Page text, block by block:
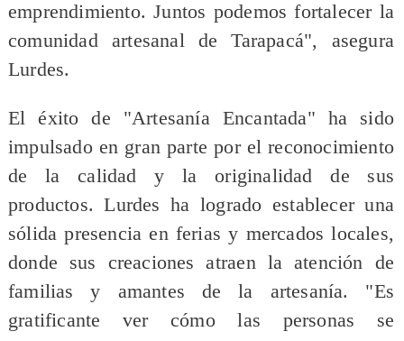
emprendimiento. Juntos podemos fortalecer la
comunidad artesanal de Tarapacá", asegura
Lurdes.
El éxito de "Artesanía Encantada" ha sido
impulsado en gran parte por el reconocimiento
de la calidad y la originalidad de sus
productos. Lurdes ha logrado establecer una
sólida presencia en ferias y mercados locales,
donde sus creaciones atraen la atención de
familias y amantes de la artesanía. "Es
gratificante ver cómo las personas se